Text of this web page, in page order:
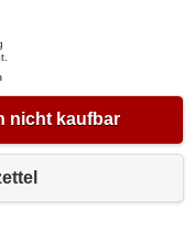
nicht kaufbar